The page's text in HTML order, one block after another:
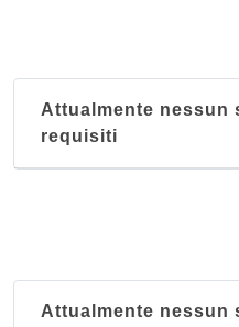
Attualmente nessun
requisiti
Attualmente nessun